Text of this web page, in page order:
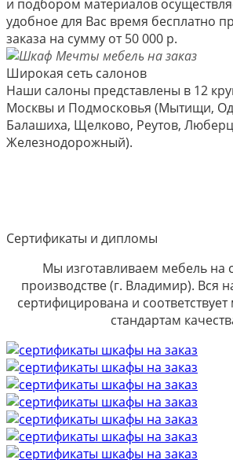
и подбором материалов
удобное для Вас время бесплатно
заказа на сумму от 50 000 р.
Широкая сеть салонов
Наши салоны представлены в 12
Москвы и Подмосковья (Мытищи,
Балашиха, Щелково, Реутов,
Железнодорожный).
Сертификаты и дипломы
Мы изготавливаем мебель на
производстве (г. Владимир). Вся
сертифицирована и
стандартам